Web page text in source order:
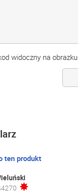
widoczny na obrazku
ten produkt